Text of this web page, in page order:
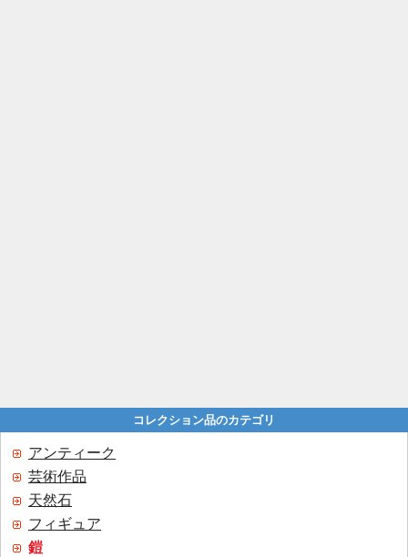
コレクション品のカテゴリ
アンティーク
芸術作品
天然石
フィギュア
鎧